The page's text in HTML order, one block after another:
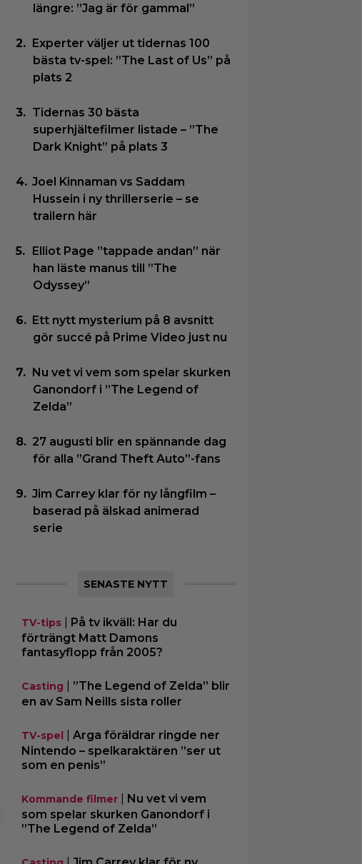
längre: ”Jag är för gammal”
Experter väljer ut tidernas 100
bästa tv-spel: ”The Last of Us” på
plats 2
Tidernas 30 bästa
superhjältefilmer listade – ”The
Dark Knight” på plats 3
Joel Kinnaman vs Saddam
Hussein i ny thrillerserie – se
trailern här
Elliot Page ”tappade andan” när
han läste manus till ”The
Odyssey”
Ett nytt mysterium på 8 avsnitt
gör succé på Prime Video just nu
Nu vet vi vem som spelar skurken
Ganondorf i ”The Legend of
Zelda”
27 augusti blir en spännande dag
för alla ”Grand Theft Auto”-fans
Jim Carrey klar för ny långfilm –
baserad på älskad animerad
serie
SENASTE NYTT
TV-tips| På tv ikväll: Har du
förträngt Matt Damons
fantasyflopp från 2005?
Casting
”The Legend of Zelda” blir
en av Sam Neills sista roller
TV-spel
Arga föräldrar ringde ner
Nintendo – spelkaraktären ”ser ut
som en penis”
Kommande filmer| Nu vet vi vem
som spelar skurken Ganondorf i
”The Legend of Zelda”